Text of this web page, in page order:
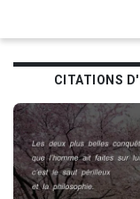
CITATIONS